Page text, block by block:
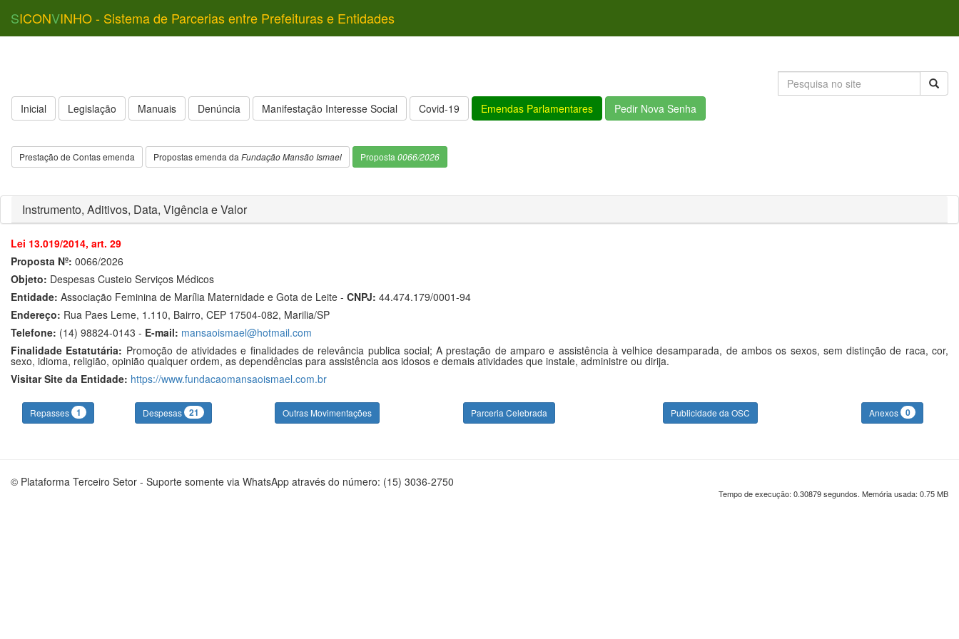
SICONVINHO - Sistema de Parcerias entre Prefeituras e Entidades
Inicial Legislação Manuais Denúncia Manifestação Interesse Social Covid-19 Emendas Parlamentares Pedir Nova Senha
Prestação de Contas emenda Propostas emenda da Fundação Mansão Ismael Proposta 0066/2026
Instrumento, Aditivos, Data, Vigência e Valor
Lei 13.019/2014, art. 29
Proposta Nº: 0066/2026
Objeto: Despesas Custeio Serviços Médicos
Entidade: Associação Feminina de Marília Maternidade e Gota de Leite - CNPJ: 44.474.179/0001-94
Endereço: Rua Paes Leme, 1.110, Bairro, CEP 17504-082, Marilia/SP
Telefone: (14) 98824-0143 - E-mail: mansaoismael@hotmail.com
Finalidade Estatutária: Promoção de atividades e finalidades de relevância publica social; A prestação de amparo e assistência à velhice desamparada, de ambos os sexos, sem distinção de raca, cor,
sexo, idioma, religião, opinião qualquer ordem, as dependências para assistência aos idosos e demais atividades que instale, administre ou dirija.
Visitar Site da Entidade: https://www.fundacaomansaoismael.com.br
Repasses 1 Despesas 21 Outras Movimentações Parceria Celebrada Publicidade da OSC Anexos 0
© Plataforma Terceiro Setor - Suporte somente via WhatsApp através do número: (15) 3036-2750
Tempo de execução: 0.30879 segundos. Memória usada: 0.75 MB